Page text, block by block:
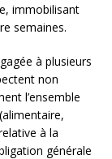
immobilisant
semaines.
à plusieurs
non
l’ensemble
à la
générale